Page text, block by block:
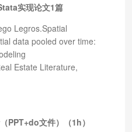
实现论文1篇
Legros.Spatial
data pooled over time:
Estate Literature,
PPT+do文件）（1h）